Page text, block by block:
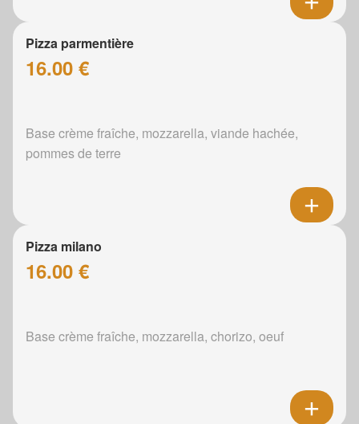
Pizza parmentière
16.00 €
Base crème fraîche, mozzarella, viande hachée,
pommes de terre
Pizza milano
16.00 €
Base crème fraîche, mozzarella, chorizo, oeuf